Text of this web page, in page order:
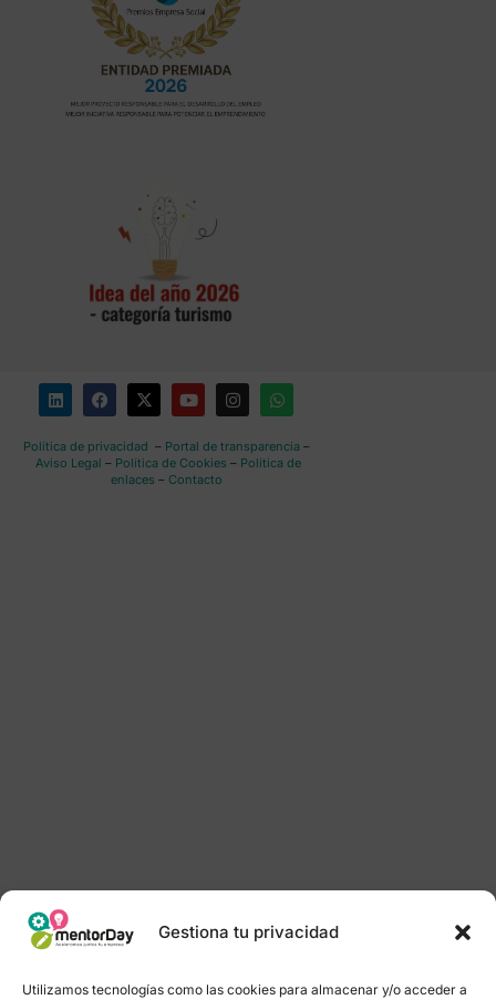
Gestiona tu privacidad
Utilizamos tecnologías como las cookies para almacenar y/o acceder a
Política de privacidad – Portal de transparencia–
Aviso Legal – Política de Cookies – Política de
enlaces – Contacto